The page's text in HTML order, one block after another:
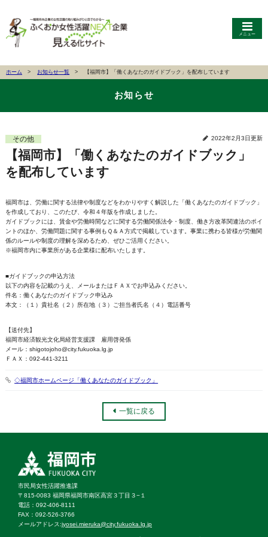
メニュー
ホーム お知らせ一覧 【福岡市】「働くあなたのガイドブック」を配布しています
お知らせ
その他 2022年2月3日更新
【福岡市】「働くあなたのガイドブック」
を配布しています
福岡市は、労働に関する法律や制度などをわかりやすく解説した「働くあなたのガイドブック」
を作成しており、このたび、令和４年版を作成しました。
ガイドブックには、賃金や労働時間などに関する労働関係法令・制度、働き方改革関連法のポイ
ントのほか、労働問題に関する事例もＱ＆Ａ方式で掲載しています。事業に携わる皆様が労働関
係のルールや制度の理解を深めるため、ぜひご活用ください。
※福岡市内に事業所がある企業様に配布いたします。
■ガイドブックの申込方法
以下の内容を記載のうえ、メールまたはＦＡＸでお申込みください。
件名：働くあなたのガイドブック申込み
本文：（１）貴社名（２）所在地（３）ご担当者氏名（４）電話番号
【送付先】
福岡市経済観光文化局経営支援課 雇用啓発係
メール：shigotojoho@city.fukuoka.lg.jp
ＦＡＸ：092-441-3211
◇福岡市ホームページ「働くあなたのガイドブック」
一覧に戻る
市民局女性活躍推進課
〒815-0083 福岡県福岡市南区高宮３丁目３−１
電話：092‐406‐8111
FAX：092‐526‐3766
メールアドレス:jyosei.mieruka@city.fukuoka.lg.jp